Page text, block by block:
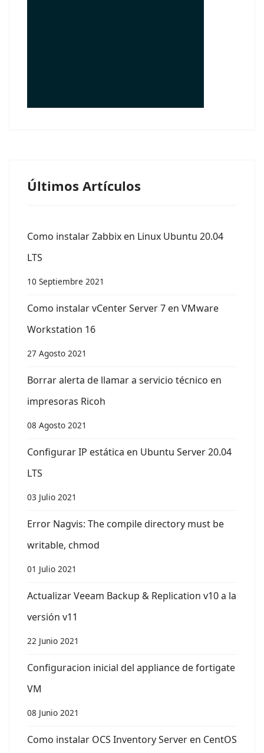
Últimos Artículos
Como instalar Zabbix en Linux Ubuntu 20.04
LTS
10 Septiembre 2021
Como instalar vCenter Server 7 en VMware
Workstation 16
27 Agosto 2021
Borrar alerta de llamar a servicio técnico en
impresoras Ricoh
08 Agosto 2021
Configurar IP estática en Ubuntu Server 20.04
LTS
03 Julio 2021
Error Nagvis: The compile directory must be
writable, chmod
01 Julio 2021
Actualizar Veeam Backup & Replication v10 a la
versión v11
22 Junio 2021
Configuracion inicial del appliance de fortigate
VM
08 Junio 2021
Como instalar OCS Inventory Server en CentOS